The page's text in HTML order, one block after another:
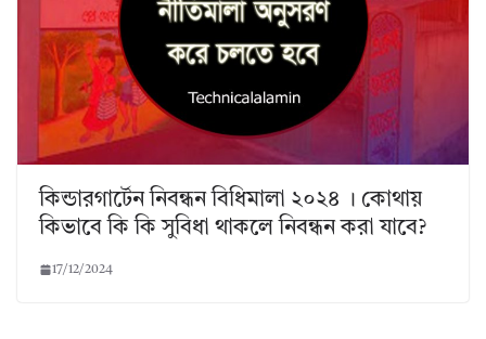
কিন্ডারগার্টেন নিবন্ধন বিধিমালা ২০২৪ । কোথায়
কিভাবে কি কি সুবিধা থাকলে নিবন্ধন করা যাবে?
17/12/2024